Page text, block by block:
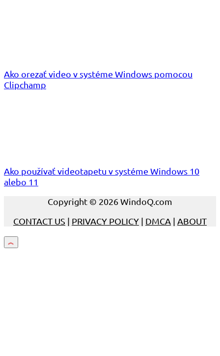
Ako orezať video v systéme Windows pomocou
Clipchamp
Ako používať videotapetu v systéme Windows 10
alebo 11
Copyright © 2026 WindoQ.com
CONTACT US | PRIVACY POLICY | DMCA | ABOUT